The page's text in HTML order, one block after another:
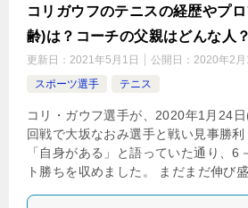
コリガウフのテニスの経歴やプ
齢)は？コーチの父親はどんな人？
更新日： 2021年5月1日 公開日： 2020年2月
スポーツ選手
テニス
コリ・ガウフ選手が、2020年1月24
回戦で大坂なおみ選手と戦い見事勝
「自身がある」と語っていた通り、6
ト勝ちを収めました。 まだまだ伸び